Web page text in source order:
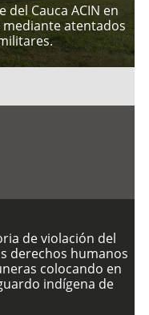
Cauca ACIN en
atentados
de violación del
derechos humanos
colocando en
indígena de